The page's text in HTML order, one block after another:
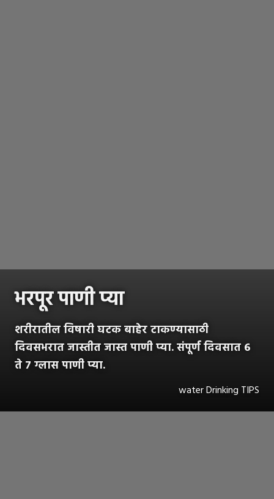
भरपूर पाणी प्या
शरीरातील विषारी घटक बाहेर टाकण्यासाठी
दिवसभरात जास्तीत जास्त पाणी प्या. संपूर्ण दिवसात ६
ते ७ ग्लास पाणी प्या.
water Drinking TIPS